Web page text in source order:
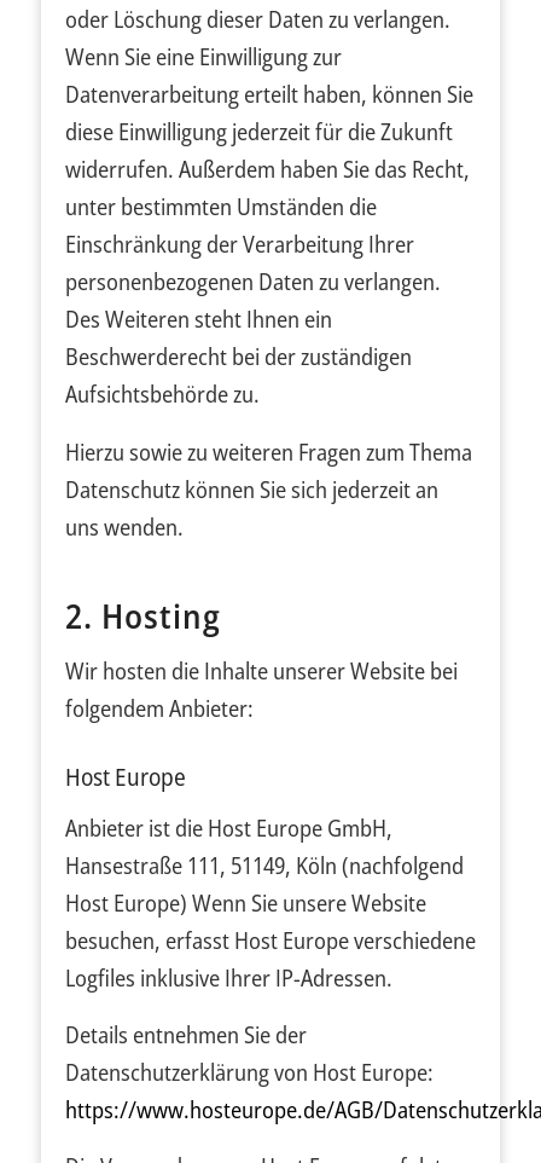
oder Löschung dieser Daten zu verlangen.
Wenn Sie eine Einwilligung zur
Datenverarbeitung erteilt haben, können Sie
diese Einwilligung jederzeit für die Zukunft
widerrufen. Außerdem haben Sie das Recht,
unter bestimmten Umständen die
Einschränkung der Verarbeitung Ihrer
personenbezogenen Daten zu verlangen.
Des Weiteren steht Ihnen ein
Beschwerderecht bei der zuständigen
Aufsichtsbehörde zu.
Hierzu sowie zu weiteren Fragen zum Thema
Datenschutz können Sie sich jederzeit an
uns wenden.
2. Hosting
Wir hosten die Inhalte unserer Website bei
folgendem Anbieter:
Host Europe
Anbieter ist die Host Europe GmbH,
Hansestraße 111, 51149, Köln (nachfolgend
Host Europe) Wenn Sie unsere Website
besuchen, erfasst Host Europe verschiedene
Logfiles inklusive Ihrer IP-Adressen.
Details entnehmen Sie der
Datenschutzerklärung von Host Europe:
https://www.hosteurope.de/AGB/